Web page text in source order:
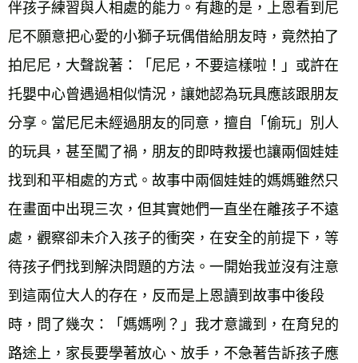
伴孩子練習與人相處的能力。有趣的是，上恩看到尼
尼不願意把心愛的小獅子玩偶借給朋友時，竟然拍了
拍尼尼，大聲說著：「尼尼，不要這樣啦！」或許在
托嬰中心曾遇過相似情況，讓她認為玩具應該跟朋友
分享。當尼尼未經過朋友的同意，擅自「偷玩」別人
的玩具，甚至闖了禍，朋友的即時救援也讓兩個娃娃
找到和平相處的方式。故事中兩個娃娃的媽媽雖然只
在畫面中出現三次，但其實她們一直坐在離孩子不遠
處，觀察卻未介入孩子的衝突，在安全的前提下，等
待孩子們找到解決問題的方法。一開始我並沒有注意
到這兩位大人的存在，反而是上恩讀到故事中後段
時，問了幾次：「媽媽咧？」我才意識到，在育兒的
路途上，家長要學著放心、放手，不急著告訴孩子應